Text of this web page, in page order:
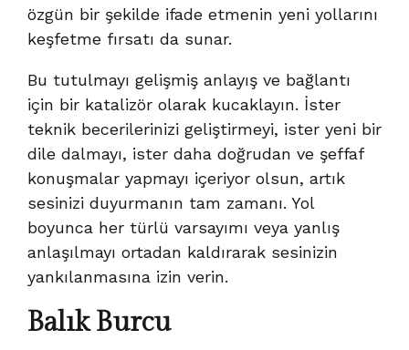
özgün bir şekilde ifade etmenin yeni yollarını
keşfetme fırsatı da sunar.
Bu tutulmayı gelişmiş anlayış ve bağlantı
için bir katalizör olarak kucaklayın. İster
teknik becerilerinizi geliştirmeyi, ister yeni bir
dile dalmayı, ister daha doğrudan ve şeffaf
konuşmalar yapmayı içeriyor olsun, artık
sesinizi duyurmanın tam zamanı. Yol
boyunca her türlü varsayımı veya yanlış
anlaşılmayı ortadan kaldırarak sesinizin
yankılanmasına izin verin.
Balık Burcu